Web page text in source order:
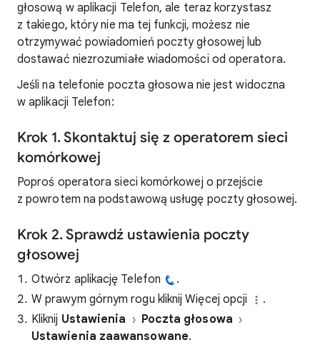
głosową w aplikacji Telefon, ale teraz korzystasz
z takiego, który nie ma tej funkcji, możesz nie
otrzymywać powiadomień poczty głosowej lub
dostawać niezrozumiałe wiadomości od operatora.
Jeśli na telefonie poczta głosowa nie jest widoczna
w aplikacji Telefon:
Krok 1. Skontaktuj się z operatorem sieci
komórkowej
Poproś operatora sieci komórkowej o przejście
z powrotem na podstawową usługę poczty głosowej.
Krok 2. Sprawdź ustawienia poczty
głosowej
Otwórz aplikację Telefon
.
W prawym górnym rogu kliknij Więcej opcji
.
Kliknij Ustawienia
Poczta głosowa
Ustawienia zaawansowane.